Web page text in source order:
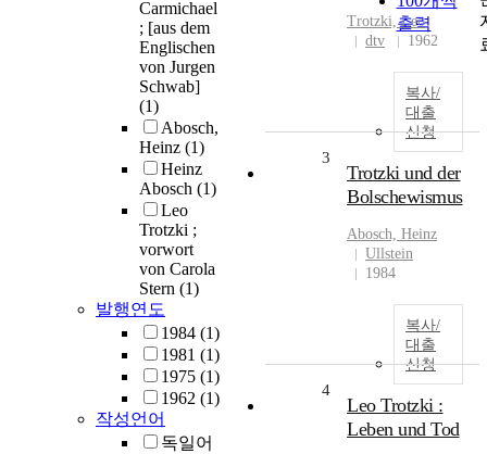
Carmichael
; [aus dem
Englischen
von Jurgen
Schwab]
(1)
Abosch,
Heinz (1)
Heinz
Abosch (1)
Leo
Trotzki ;
vorwort
von Carola
Stern (1)
발행연도
1984 (1)
1981 (1)
1975 (1)
1962 (1)
작성언어
독일어
출력
Trotzki, Leo
dtv
1962
복사/
대출
신청
3
Trotzki und der
Bolschewismus
Abosch, Heinz
Ullstein
1984
복사/
대출
신청
4
Leo Trotzki :
Leben und Tod